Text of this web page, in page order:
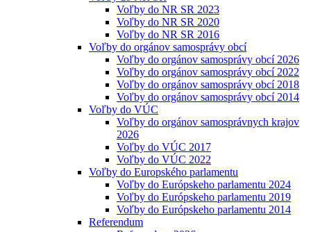
Voľby do NR SR 2023
Voľby do NR SR 2020
Voľby do NR SR 2016
Voľby do orgánov samosprávy obcí
Voľby do orgánov samosprávy obcí 2026
Voľby do orgánov samosprávy obcí 2022
Voľby do orgánov samosprávy obcí 2018
Voľby do orgánov samosprávy obcí 2014
Voľby do VÚC
Voľby do orgánov samosprávnych krajov
2026
Voľby do VÚC 2017
Voľby do VÚC 2022
Voľby do Europského parlamentu
Voľby do Európskeho parlamentu 2024
Voľby do Európskeho parlamentu 2019
Voľby do Európskeho parlamentu 2014
Referendum